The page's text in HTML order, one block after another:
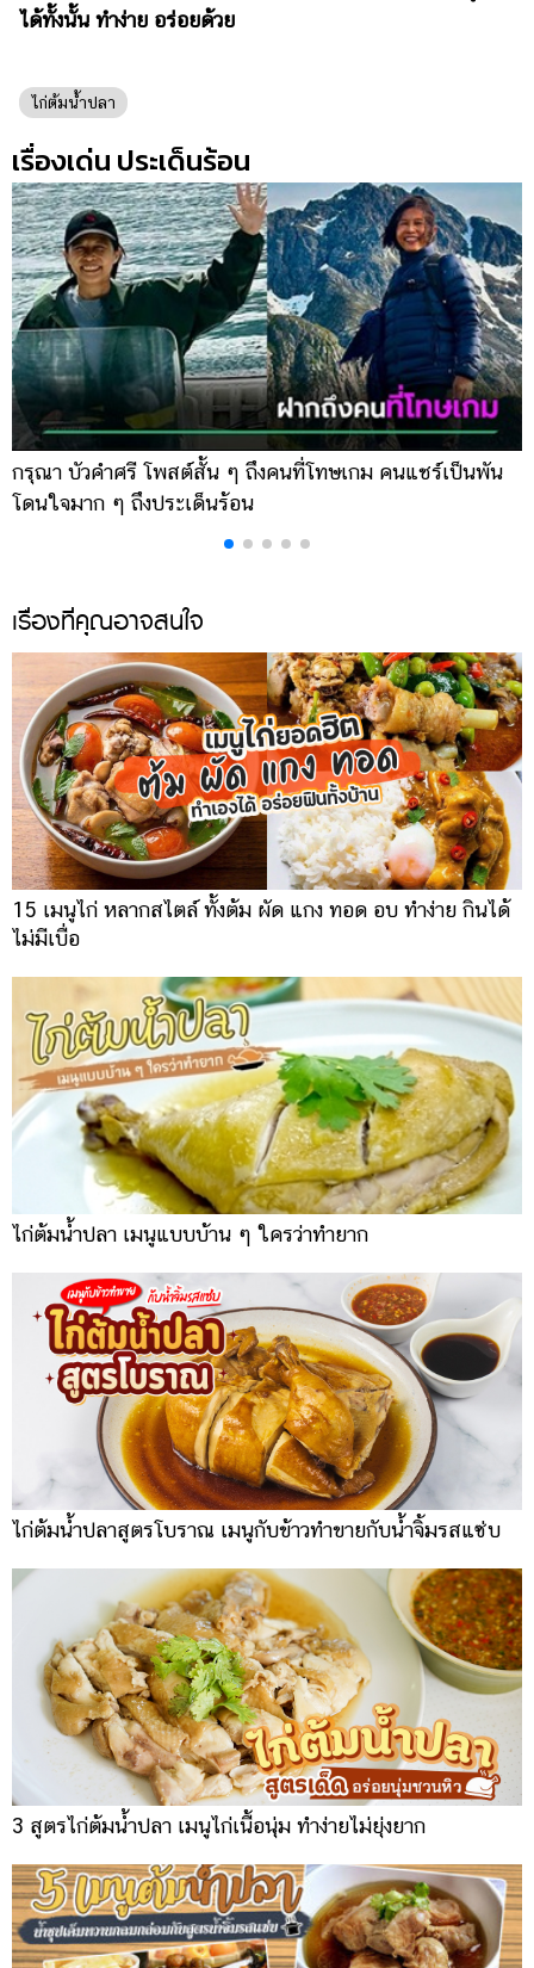
ได้ทั้งนั้น ทำง่าย อร่อยด้วย
ไก่ต้มน้ำปลา
เรื่องเด่น ประเด็นร้อน
กรุณา บัวคำศรี โพสต์สั้น ๆ ถึงคนที่โทษเกม คนแชร์เป็นพัน
โดนใจมาก ๆ ถึงประเด็นร้อน
เรื่องที่คุณอาจสนใจ
15 เมนูไก่ หลากสไตล์ ทั้งต้ม ผัด แกง ทอด อบ ทำง่าย กินได้
ไม่มีเบื่อ
ไก่ต้มน้ำปลา เมนูแบบบ้าน ๆ ใครว่าทำยาก
ไก่ต้มน้ำปลาสูตรโบราณ เมนูกับข้าวทำขายกับน้ำจิ้มรสแซ่บ
3 สูตรไก่ต้มน้ำปลา เมนูไก่เนื้อนุ่ม ทำง่ายไม่ยุ่งยาก